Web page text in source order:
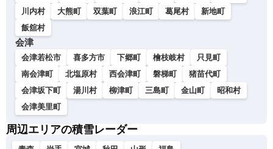
川内村
大熊町 双葉町 浪江町 葛尾村
新地町
飯舘村
会津
会津若松市 喜多方市 下郷町 檜枝岐村
只見町
南会津町
北塩原村 西会津町 磐梯町
猪苗代町
会津坂下町
湯川村 柳津町 三島町 金山町
昭和村
会津美里町
周辺エリアの積雪レーダー